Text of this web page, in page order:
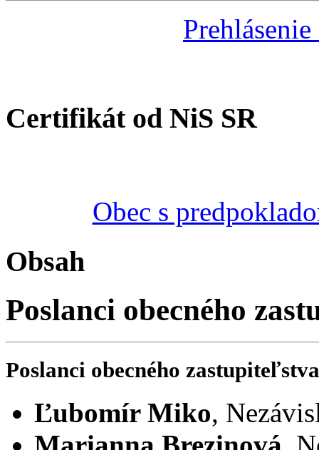
Certifikát od NiS SR
Obec s
Obsah
Poslanci obecného
Poslanci obecného
Ľubomír Miko,